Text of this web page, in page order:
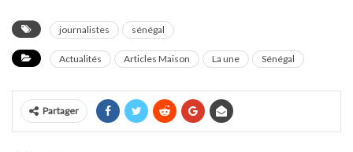
journalistes sénégal
Actualités Articles Maison La une Sénégal
Partager